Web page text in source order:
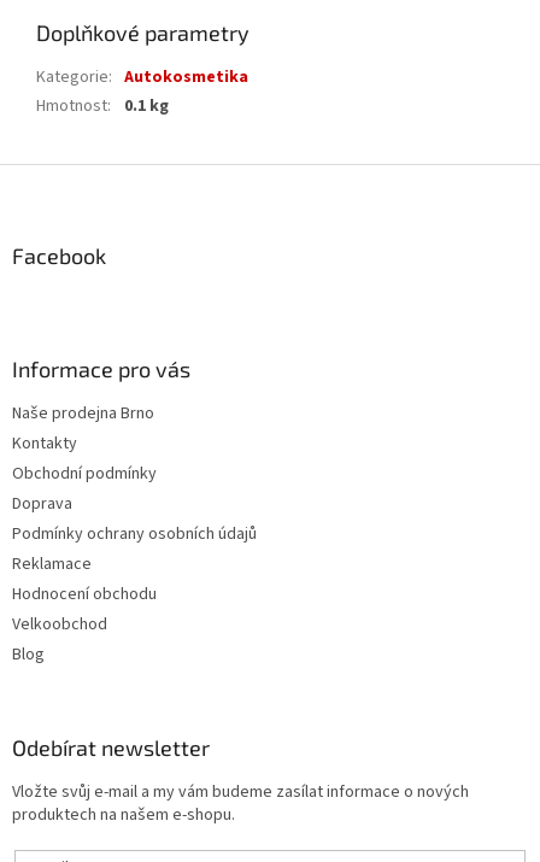
Doplňkové parametry
Kategorie: Autokosmetika
Hmotnost: 0.1 kg
Facebook
Informace pro vás
Naše prodejna Brno
Kontakty
Obchodní podmínky
Doprava
Podmínky ochrany osobních údajů
Reklamace
Hodnocení obchodu
Velkoobchod
Blog
Odebírat newsletter
Vložte svůj e-mail a my vám budeme zasílat informace o nových
produktech na našem e-shopu.